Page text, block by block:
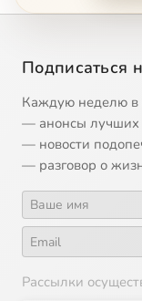
14 Лекция
15 Лекция
17 Лекция
Подписаться
Каждую неделю в
— анонсы лучших
— новости
— разговор о
Рассылки